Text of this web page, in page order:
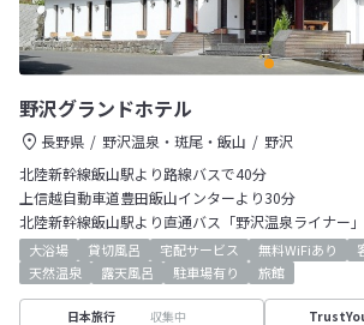
野沢グランドホテル
長野県 野沢温泉・斑尾・飯山
野沢
北陸新幹線飯山駅より路線バスで40分
上信越自動車道豊田飯山インターより30分
北陸新幹線飯山駅より直通バス「野沢温泉ライナー
大浴場 貸切風呂 宅配サービス 無料WiFiあり
天然温泉
露天風呂 駐車場有り 旅館
日本旅行 収集中